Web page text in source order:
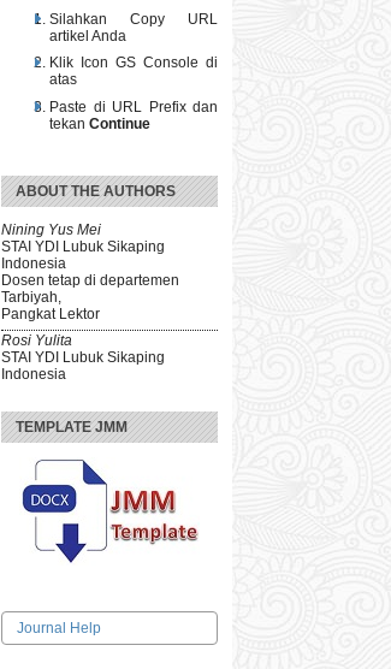
Silahkan Copy URL
artikel Anda
Klik Icon GS Console di
atas
Paste di URL Prefix dan
tekan Continue
ABOUT THE AUTHORS
Nining Yus Mei
STAI YDI Lubuk Sikaping
Indonesia
Dosen tetap di departemen
Tarbiyah,
Pangkat Lektor
Rosi Yulita
STAI YDI Lubuk Sikaping
Indonesia
TEMPLATE JMM
Journal Help